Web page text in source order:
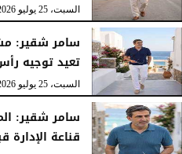
السبت، 25 يوليو 2026
سامر شقير:
تعيد توجيه
السبت، 25 يوليو 2026
سامر شقير:
قناعة